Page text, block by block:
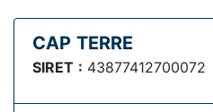
CAP TERRE
SIRET : 43877412700072